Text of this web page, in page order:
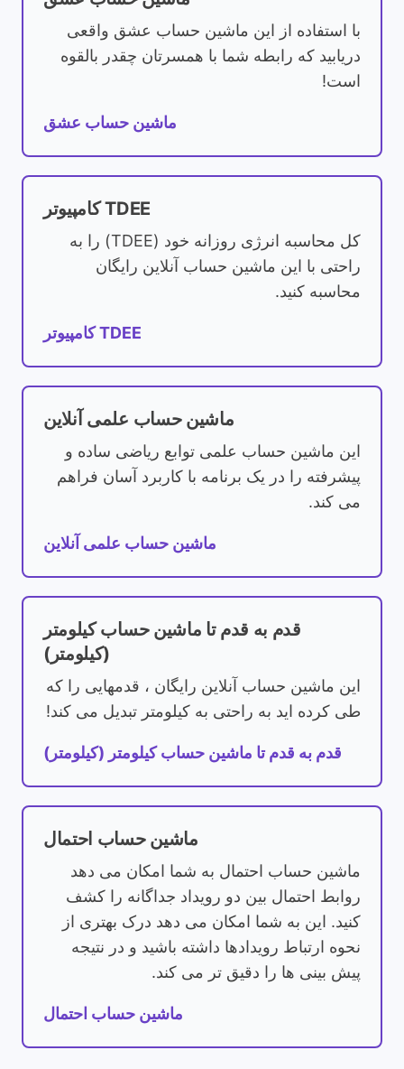
با استفاده از این ماشین حساب عشق واقعی
دریابید که رابطه شما با همسرتان چقدر بالقوه
است!
ماشین حساب عشق
کامپیوتر TDEE
کل محاسبه انرژی روزانه خود (TDEE) را به
راحتی با این ماشین حساب آنلاین رایگان
محاسبه کنید.
کامپیوتر TDEE
ماشین حساب علمی آنلاین
این ماشین حساب علمی توابع ریاضی ساده و
پیشرفته را در یک برنامه با کاربرد آسان فراهم
می کند.
ماشین حساب علمی آنلاین
قدم به قدم تا ماشین حساب کیلومتر
(کیلومتر)
این ماشین حساب آنلاین رایگان ، قدمهایی را که
طی کرده اید به راحتی به کیلومتر تبدیل می کند!
قدم به قدم تا ماشین حساب کیلومتر (کیلومتر)
ماشین حساب احتمال
ماشین حساب احتمال به شما امکان می دهد
روابط احتمال بین دو رویداد جداگانه را کشف
کنید. این به شما امکان می دهد درک بهتری از
نحوه ارتباط رویدادها داشته باشید و در نتیجه
پیش بینی ها را دقیق تر می کند.
ماشین حساب احتمال